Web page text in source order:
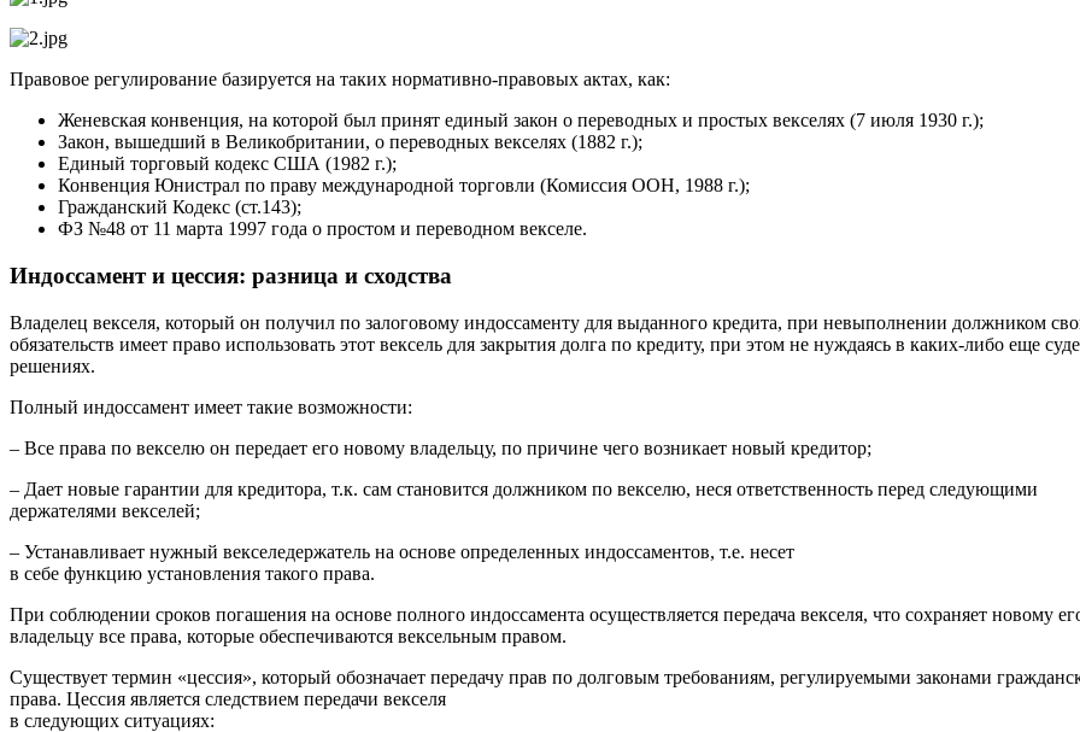
Правовое регулирование базируется на таких нормативно-правовых актах, как:
Женевская конвенция, на которой был принят единый закон о переводных и простых векселях (7 июля 1930 г.);
Закон, вышедший в Великобритании, о переводных векселях (1882 г.);
Единый торговый кодекс США (1982 г.);
Конвенция Юнистрал по праву международной торговли (Комиссия ООН, 1988 г.);
Гражданский Кодекс (ст.143);
ФЗ №48 от 11 марта 1997 года о простом и переводном векселе.
Индоссамент и цессия: разница и сходства
Владелец векселя, который он получил по залоговому индоссаменту для выданного кредита, при невыполнении должником
обязательств имеет право использовать этот вексель для закрытия долга по кредиту, при этом не нуждаясь в каких-либо еще
решениях.
Полный индоссамент имеет такие возможности:
– Все права по векселю он передает его новому владельцу, по причине чего возникает новый кредитор;
– Дает новые гарантии для кредитора, т.к. сам становится должником по векселю, неся ответственность перед следующими
держателями векселей;
– Устанавливает нужный векселедержатель на основе определенных индоссаментов, т.е. несет
в себе функцию установления такого права.
При соблюдении сроков погашения на основе полного индоссамента осуществляется передача векселя, что сохраняет новому
владельцу все права, которые обеспечиваются вексельным правом.
Существует термин «цессия», который обозначает передачу прав по долговым требованиям, регулируемыми законами
права. Цессия является следствием передачи векселя
в следующих ситуациях: